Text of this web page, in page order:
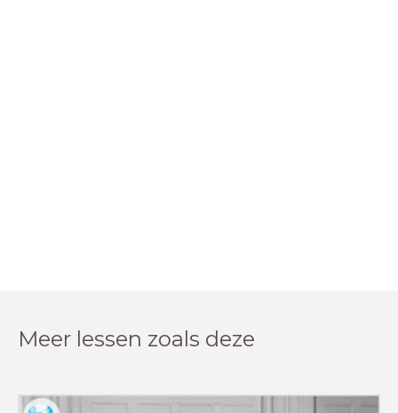
Meer lessen zoals deze